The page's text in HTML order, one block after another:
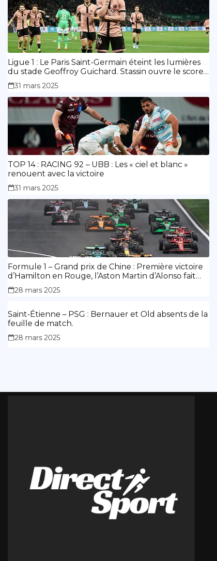
Ligue 1 : Le Paris Saint-Germain éteint les lumières
du stade Geoffroy Guichard. Stassin ouvre le score,
doublé de Doué.
31 mars 2025
TOP 14 : RACING 92 – UBB : Les « ciel et blanc »
renouent avec la victoire
31 mars 2025
Formule 1 – Grand prix de Chine : Première victoire
d’Hamilton en Rouge, l’Aston Martin d’Alonso fait
des siennes.
28 mars 2025
Saint-Étienne – PSG : Bernauer et Old absents de la
feuille de match.
28 mars 2025